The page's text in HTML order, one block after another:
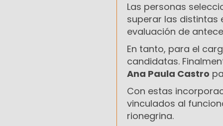
Las personas
superar las distintas
evaluación de
En tanto, para el
candidatas.
Ana Paula Castro
Con estas
vinculados al
rionegrina.